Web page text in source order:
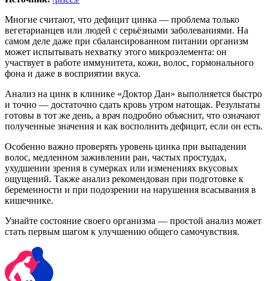
Многие считают, что дефицит цинка — проблема только
вегетарианцев или людей с серьёзными заболеваниями. На
самом деле даже при сбалансированном питании организм
может испытывать нехватку этого микроэлемента: он
участвует в работе иммунитета, кожи, волос, гормонального
фона и даже в восприятии вкуса.
Анализ на цинк в клинике «Доктор Дан» выполняется быстро
и точно — достаточно сдать кровь утром натощак. Результаты
готовы в тот же день, а врач подробно объяснит, что означают
полученные значения и как восполнить дефицит, если он есть.
Особенно важно проверять уровень цинка при выпадении
волос, медленном заживлении ран, частых простудах,
ухудшении зрения в сумерках или изменениях вкусовых
ощущений. Также анализ рекомендован при подготовке к
беременности и при подозрении на нарушения всасывания в
кишечнике.
Узнайте состояние своего организма — простой анализ может
стать первым шагом к улучшению общего самочувствия.